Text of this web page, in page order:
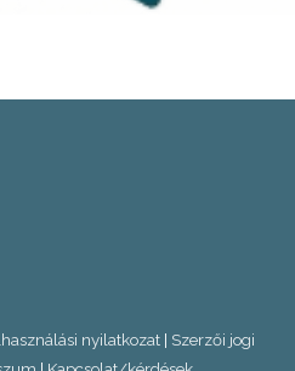
nyilatkozat | Szerzői jogi